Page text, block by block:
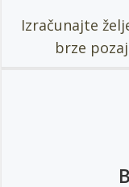
Izračunajte
brze